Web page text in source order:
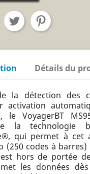
Détails du
la détection des
activation
le VoyagerBT
la technologie
qui permet à cet
(250 codes à
hors de portée
les données